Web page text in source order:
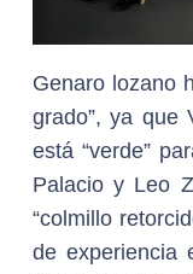
Genaro lozano
grado”, ya que
está “verde”
Palacio y Leo
“colmillo
de experiencia